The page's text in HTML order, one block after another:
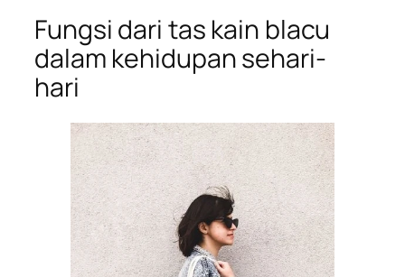
Fungsi dari tas kain blacu
dalam kehidupan sehari-
hari